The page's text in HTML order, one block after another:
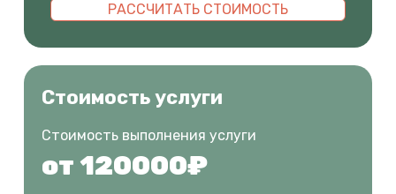
РАССЧИТАТЬ СТОИМОСТЬ
Стоимость услуги
Стоимость выполнения услуги
от 120000₽